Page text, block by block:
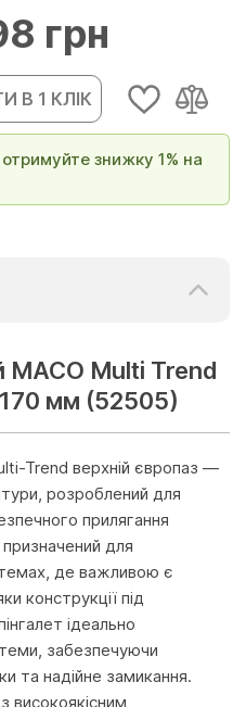
грн
В 1 КЛІК
знижку 1% на
МАСО Multi Trend
мм (52505)
Trend верхній європаз —
розроблений для
прилягання
призначений для
де важливою є
конструкції під
ідеально
забезпечуючи
та надійне замикання.
високоякісним